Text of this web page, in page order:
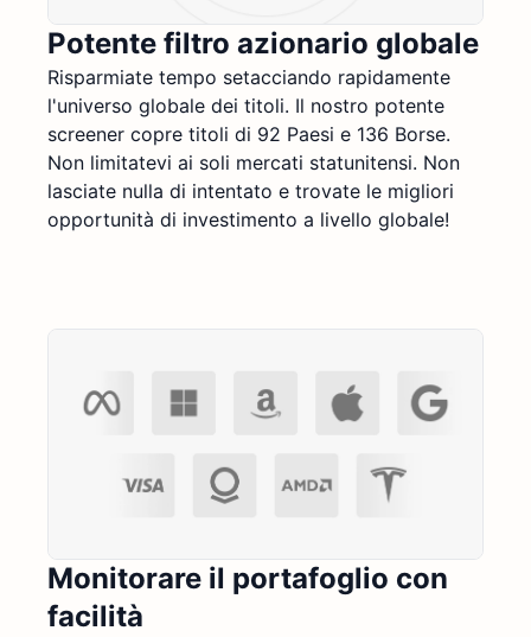
Potente filtro azionario globale
Risparmiate tempo setacciando rapidamente
l'universo globale dei titoli. Il nostro potente
screener copre titoli di 92 Paesi e 136 Borse.
Non limitatevi ai soli mercati statunitensi. Non
lasciate nulla di intentato e trovate le migliori
opportunità di investimento a livello globale!
Monitorare il portafoglio con
facilità